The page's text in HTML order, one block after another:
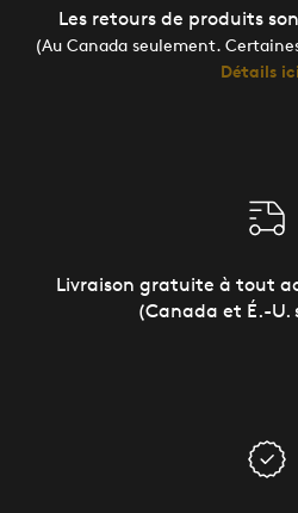
Les retours de produits
(Au Canada seulement.
Détails ici
Livraison gratuite à tout
(Canada et É.-U.